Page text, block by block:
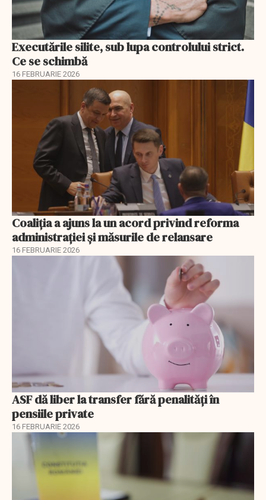
Executările silite, sub lupa controlului strict.
Ce se schimbă
16 FEBRUARIE 2026
Coaliția a ajuns la un acord privind reforma
administrației și măsurile de relansare
16 FEBRUARIE 2026
ASF dă liber la transfer fără penalități în
pensiile private
16 FEBRUARIE 2026